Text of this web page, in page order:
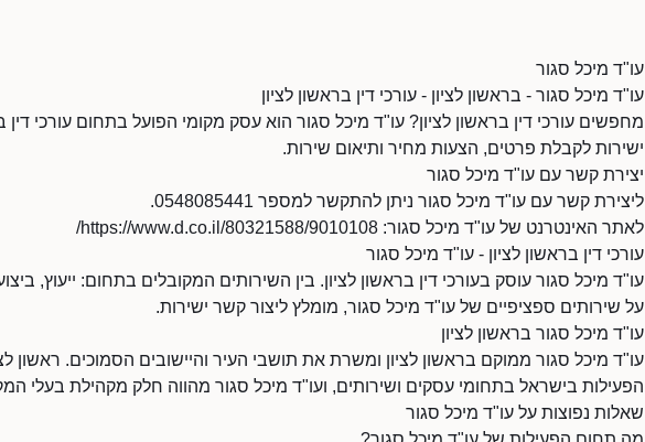
עו"ד מיכל סגור
עו"ד מיכל סגור - בראשון לציון - עורכי דין בראשון לציון
מחפשים עורכי דין בראשון לציון? עו"ד מיכל סגור הוא עסק מקומי הפועל בתחום עורכי דין
ישירות לקבלת פרטים, הצעות מחיר ותיאום שירות.
יצירת קשר עם עו"ד מיכל סגור
ליצירת קשר עם עו"ד מיכל סגור ניתן להתקשר למספר 0548085441.
לאתר האינטרנט של עו"ד מיכל סגור: https://www.d.co.il/80321588/9010108/
עורכי דין בראשון לציון - עו"ד מיכל סגור
עו"ד מיכל סגור עוסק בעורכי דין בראשון לציון. בין השירותים המקובלים בתחום: ייעוץ,
על שירותים ספציפיים של עו"ד מיכל סגור, מומלץ ליצור קשר ישירות.
עו"ד מיכל סגור בראשון לציון
עו"ד מיכל סגור ממוקם בראשון לציון ומשרת את תושבי העיר והיישובים הסמוכים. ראשון
הפעילות בישראל בתחומי עסקים ושירותים, ועו"ד מיכל סגור מהווה חלק מקהילת בעלי
שאלות נפוצות על עו"ד מיכל סגור